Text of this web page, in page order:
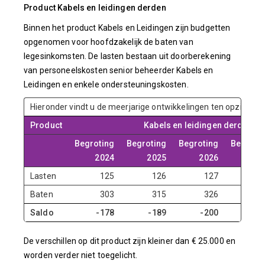
Product Kabels en leidingen derden
Binnen het product Kabels en Leidingen zijn budgetten
opgenomen voor hoofdzakelijk de baten van
legesinkomsten. De lasten bestaan uit doorberekening
van personeelskosten senior beheerder Kabels en
Leidingen en enkele ondersteuningskosten.
Hieronder vindt u de meerjarige ontwikkelingen ten opzichte
Product
Kabels en leidingen derden
Begroting
2024
Begroting
2025
Begroting
2026
Lasten
125 126 127
Baten
303 315 326
Saldo
-178 -189 -200
De verschillen op dit product zijn kleiner dan € 25.000 en
worden verder niet toegelicht.